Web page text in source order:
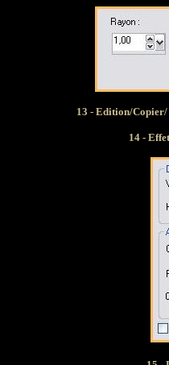
13 - Edition/Copier/
14 -